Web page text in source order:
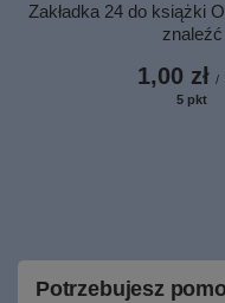
Zakładka 24 do książki
znaleźć
1,00 zł /
5 pkt
Potrzebujesz